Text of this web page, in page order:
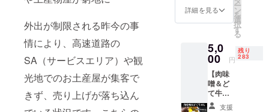
外出が制限される昨今の事
情により、高速道路の
SA（サービスエリア）や観
光地でのお土産屋が集客で
きず、売り上げが落ち込ん
詳細を見る ー
ン
を
選
択
す
る
5,0
00 円
残り
283
【肉味
噌＆ど
て牛め
しセッ
支援